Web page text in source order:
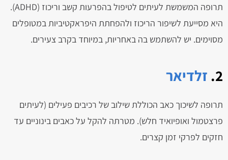
תרופה המשמשת לעיתים לטיפול בהפרעות קשב וריכוז (ADHD).
היא מסייעת לשיפור הריכוז ולהפחתת היפראקטיביות במטופלים
מסוימים. יש להשתמש בה באחריות, במיוחד בקרב צעירים.
2. זלדיאר
תרופה לשיכוך כאב הכוללת שילוב של רכיבים פעילים (לעיתים
פרצטמול ואופיואיד חלש). מטרתה להקל על כאבים בינוניים עד
חזקים לפרקי זמן קצרים.